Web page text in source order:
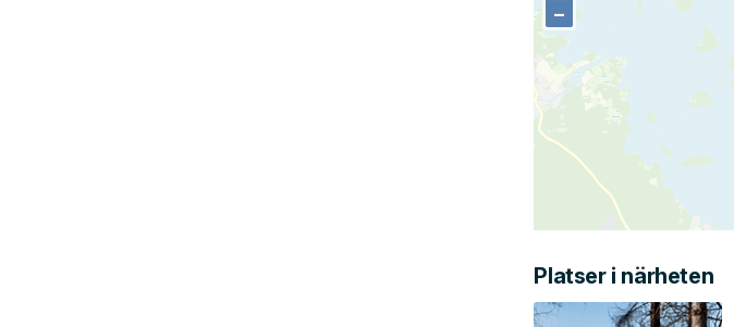
−
−
Platser i närheten